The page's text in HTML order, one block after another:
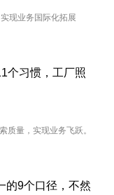
现业务国际化拓展
个习惯，工厂照
质量，实现业务飞跃。
的9个口径，不然